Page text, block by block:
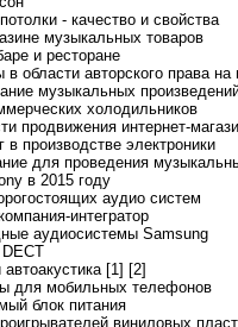
- качество и свойства
музыкальных товаров
и ресторане
области авторского права
музыкальных
холодильников
продвижения интернет-
в производстве электроники
для проведения
в 2015 году
аудио систем
интегратор
аудиосистемы Samsung
[1] [2]
для мобильных телефонов
блок питания
виниловых